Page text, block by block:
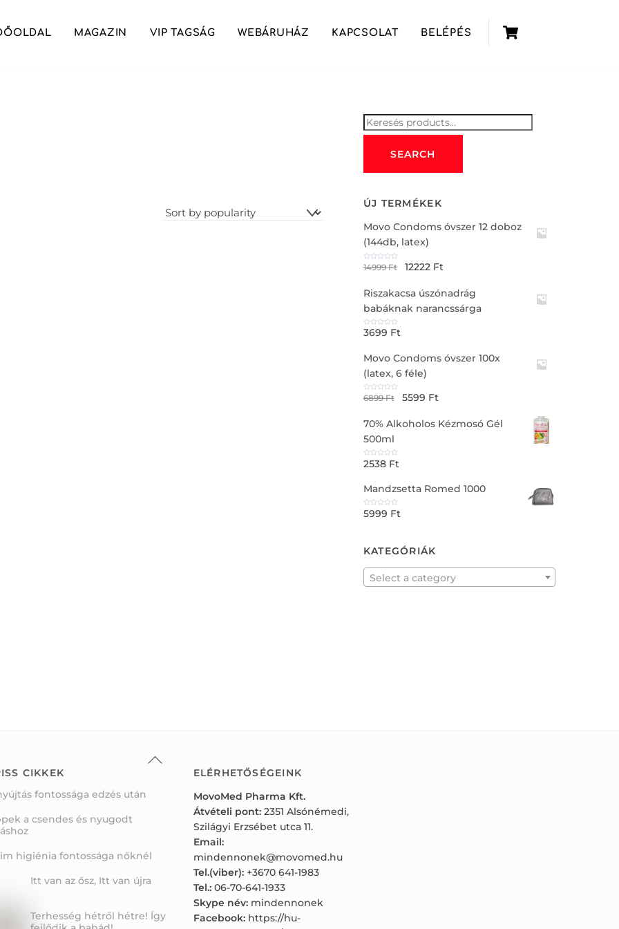
MAGAZIN VIP TAGSÁG WEBÁRUHÁZ KAPCSOLAT BELÉPÉS
Keresés
for:
SEARCH
ÚJ TERMÉKEK
Movo Condoms óvszer 12 doboz
(144db, latex)
R
a
d
0
u
o
5
14999Ft 12222 Ft
Riszakacsa úszónadrág
babáknak narancssárga
R
a
d
0
o
u
t
o
5
3699 Ft
Movo Condoms óvszer 100x
(latex, 6 féle)
R
a
d
0
u
o
5
6899Ft 5599 Ft
70% Alkoholos Kézmosó Gél
500ml
R
a
d
0
o
u
t
o
2538 Ft
Mandzsetta Romed 1000
R
a
o
u
o
5999 Ft
KATEGÓRIÁK
Select a category
Back
CIKKEK
fontossága edzés után
a csendes és nyugodt
higiénia fontossága nőknél
Itt van az ősz, Itt van újra
Terhesség hétről hétre! Így
ELÉRHETŐSÉGEINK
MovoMed Pharma Kft.
Átvételi pont:2351 Alsónémedi,
Szilágyi Erzsébet utca 11.
Email:
mindennonek@movomed.hu
Tel.(viber):+3670 641-1983
Tel.:06-70-641-1933
Skype név:mindennonek
Facebook:https://hu-